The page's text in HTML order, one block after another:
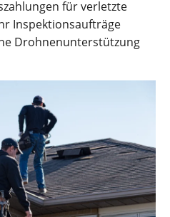
für verletzte
Inspektionsaufträge
Drohnenunterstützung